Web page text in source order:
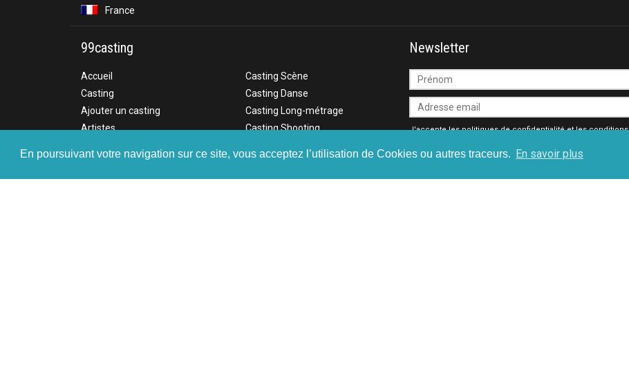
En poursuivant votre navigation sur ce site, vous acceptez l’utilisation de Cookies ou autres traceurs. En savoir plus
France
99casting
Accueil
Casting
Ajouter un casting
Artistes
Tarifs
Casting Scène
Casting Danse
Casting Long-métrage
Casting Shooting
Casting Court-métrage
Casting Publicité
Newsletter
J'accepte lespolitiques de confidentialitéet lesconditions